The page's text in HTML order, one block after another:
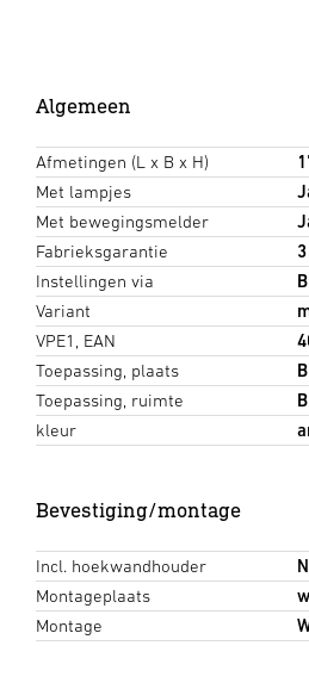
Algemeen
Afmetingen (L x B x H)
Met lampjes
Met bewegingsmelder
Fabrieksgarantie
Instellingen via
Variant
VPE1, EAN
Toepassing, plaats
Toepassing, ruimte
kleur
Bevestiging/montage
Incl. hoekwandhouder
Montageplaats
Montage